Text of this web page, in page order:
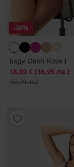
-30%
Боди Demi Rose I
Намаление
18,89 € (36,95 лв.)
(52,79 лв.)